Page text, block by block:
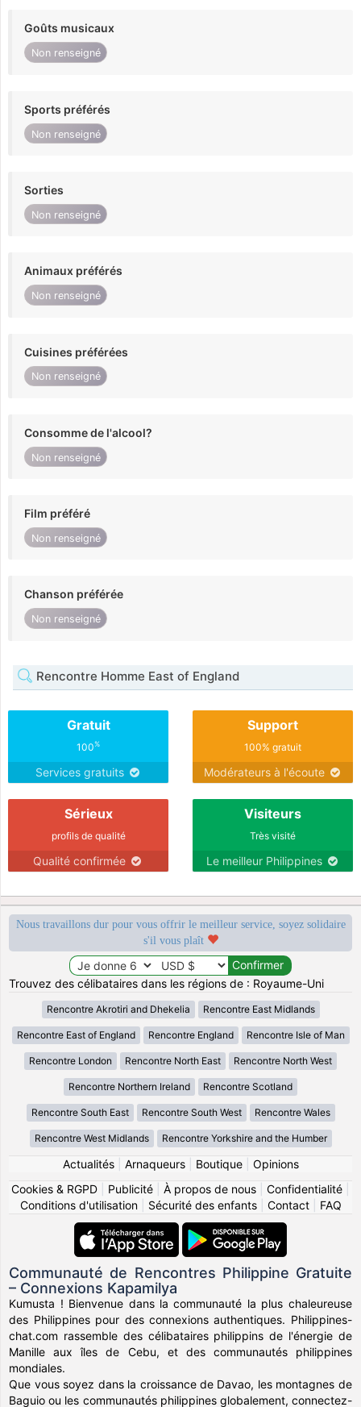
Goûts musicaux
Non renseigné
Sports préférés
Non renseigné
Sorties
Non renseigné
Animaux préférés
Non renseigné
Cuisines préférées
Non renseigné
Consomme de l'alcool?
Non renseigné
Film préféré
Non renseigné
Chanson préférée
Non renseigné
Rencontre Homme East of England
Gratuit
100%
Services gratuits
Support
100% gratuit
Modérateurs à l'écoute
Sérieux
profils de qualité
Qualité confirmée
Visiteurs
Très visité
Le meilleur Philippines
Nous travaillons dur pour vous offrir le meilleur service, soyez solidaire
s'il vous plaît
Trouvez des célibataires dans les régions de : Royaume-Uni
Rencontre Akrotiri and Dhekelia Rencontre East Midlands
Rencontre East of England Rencontre England Rencontre Isle of Man
Rencontre London Rencontre North East Rencontre North West
Rencontre Northern Ireland Rencontre Scotland
Rencontre South East Rencontre South West Rencontre Wales
Rencontre West Midlands Rencontre Yorkshire and the Humber
Actualités| Arnaqueurs| Boutique| Opinions
Cookies & RGPD
Publicité À propos de nous Confidentialité
Conditions d'utilisation| Sécurité des enfants| Contact| FAQ
Communauté de Rencontres Philippine Gratuite
– Connexions Kapamilya
Kumusta ! Bienvenue dans la communauté la plus chaleureuse
des Philippines pour des connexions authentiques. Philippines-
chat.com rassemble des célibataires philippins de l'énergie de
Manille aux îles de Cebu, et des communautés philippines
mondiales.
Que vous soyez dans la croissance de Davao, les montagnes de
Baguio ou les communautés philippines globalement, connectez-